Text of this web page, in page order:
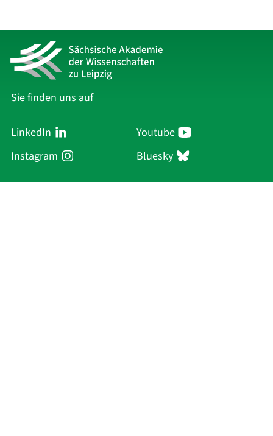
Sie finden uns auf
LinkedIn
Youtube
Instagram
Bluesky